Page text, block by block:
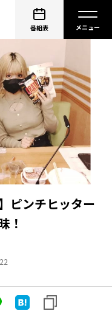
番組表
ピンチヒッター
！